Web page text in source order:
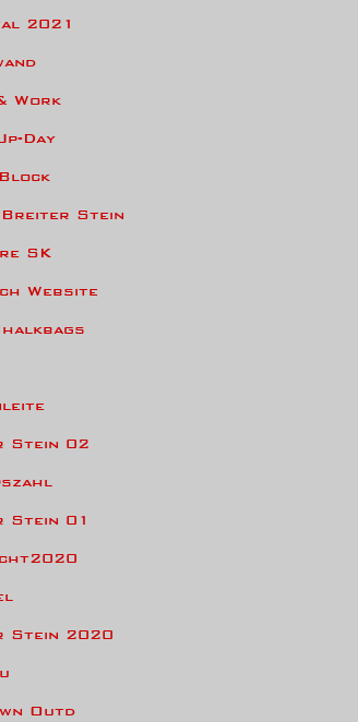
2021
Work
Day
Stein
SK
Website
Stein 02
Stein 01
Stein 2020
Outd